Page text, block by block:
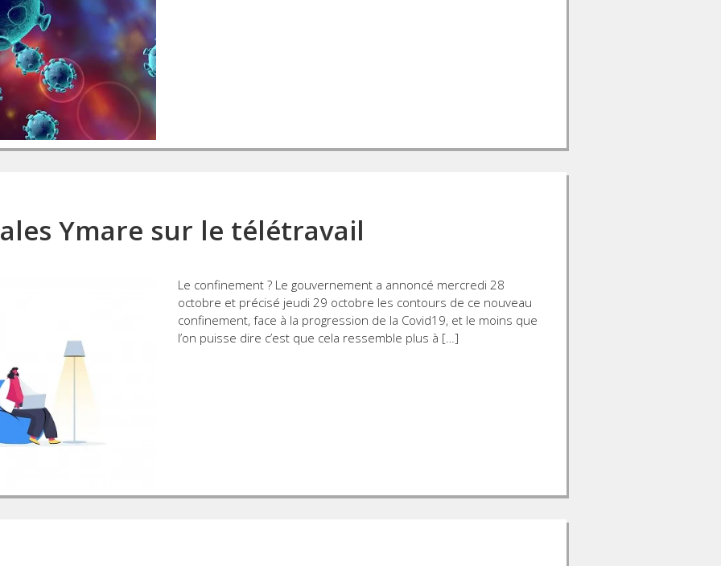
Ymare sur le télétravail
Le confinement ? Le gouvernement a annoncé mercredi 28
octobre et précisé jeudi 29 octobre les contours de ce nouveau
confinement, face à la progression de la Covid19, et le moins que
l’on puisse dire c’est que cela ressemble plus à […]